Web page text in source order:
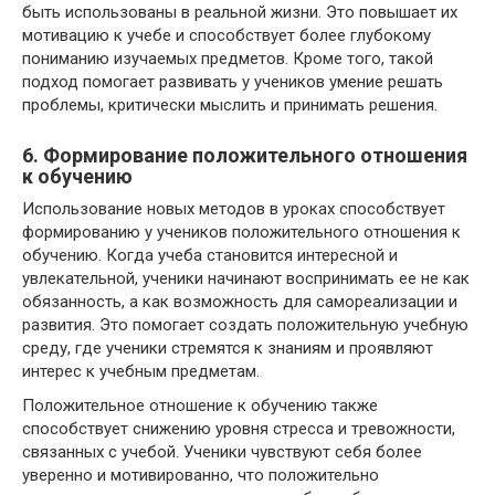
быть использованы в реальной жизни. Это повышает их
мотивацию к учебе и способствует более глубокому
пониманию изучаемых предметов. Кроме того, такой
подход помогает развивать у учеников умение решать
проблемы, критически мыслить и принимать решения.
6. Формирование положительного отношения
к обучению
Использование новых методов в уроках способствует
формированию у учеников положительного отношения к
обучению. Когда учеба становится интересной и
увлекательной, ученики начинают воспринимать ее не как
обязанность, а как возможность для самореализации и
развития. Это помогает создать положительную учебную
среду, где ученики стремятся к знаниям и проявляют
интерес к учебным предметам.
Положительное отношение к обучению также
способствует снижению уровня стресса и тревожности,
связанных с учебой. Ученики чувствуют себя более
уверенно и мотивированно, что положительно